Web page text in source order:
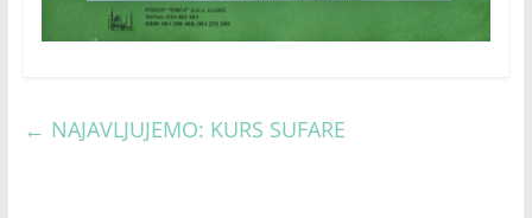
← NAJAVLJUJEMO: KURS SUFARE